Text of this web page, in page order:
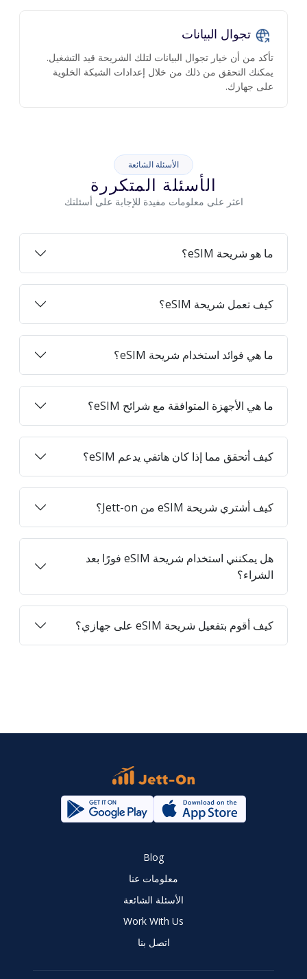
تجوال البيانات
تأكد من أن خيار تجوال البيانات لتلك الشريحة قيد التشغيل.
يمكنك التحقق من ذلك من خلال إعدادات الشبكة الخلوية
على جهازك.
الأسئلة الشائعة
الأسئلة المتكررة
اعثر على معلومات مفيدة للإجابة على أسئلتك
ما هو شريحة eSIM؟
كيف تعمل شريحة eSIM؟
ما هي فوائد استخدام شريحة eSIM؟
ما هي الأجهزة المتوافقة مع شرائح eSIM؟
كيف أتحقق مما إذا كان هاتفي يدعم eSIM؟
كيف أشتري شريحة eSIM من Jett-on؟
هل يمكنني استخدام شريحة eSIM فورًا بعد
الشراء؟
كيف أقوم بتفعيل شريحة eSIM على جهازي؟
Blog
معلومات عنا
الأسئلة الشائعة
Work With Us
اتصل بنا